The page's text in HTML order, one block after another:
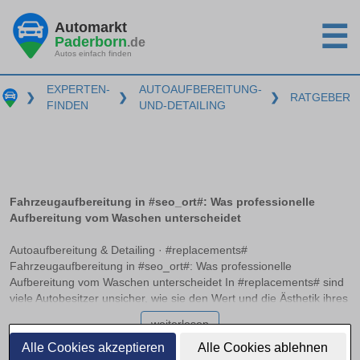
Alle Cookies akzeptieren Alle Cookies ablehnen
Automarkt
Paderborn.de
Autos einfach finden ☰
❯
EXPERTEN-
FINDEN
❯
AUTOAUFBEREITUNG-
UND-DETAILING
❯ RATGEBER
Fahrzeugaufbereitung in #seo_ort#: Was professionelle
Aufbereitung vom Waschen unterscheidet
Autoaufbereitung & Detailing · #replacements#
Fahrzeugaufbereitung in #seo_ort#: Was professionelle
Aufbereitung vom Waschen unterscheidet In #replacements# sind
viele Autobesitzer unsicher, wie sie den Wert und die Ästhetik ihres
Fahrzeugs langfristig erhalten können. Während eine normale
Autowäsche Schmutz entfernt, bietet die professionelle
Fahrzeugaufbereitung weit mehr: Sie umfasst detailreiche Innen-
weiterlesen